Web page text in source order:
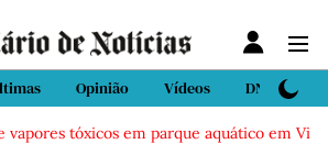
Opinião Vídeos DN Sport
tóxicos em parque aquático em Vieira